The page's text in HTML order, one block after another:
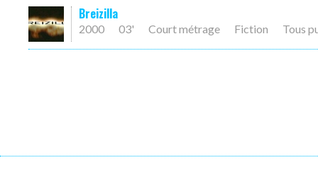
Breizilla
2000 03' Court métrage Fiction Tous